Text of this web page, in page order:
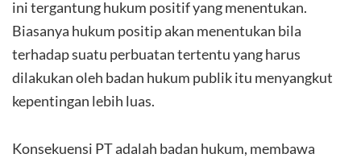
ini tergantung hukum positif yang menentukan.
Biasanya hukum positip akan menentukan bila
terhadap suatu perbuatan tertentu yang harus
dilakukan oleh badan hukum publik itu menyangkut
kepentingan lebih luas.
Konsekuensi PT adalah badan hukum, membawa